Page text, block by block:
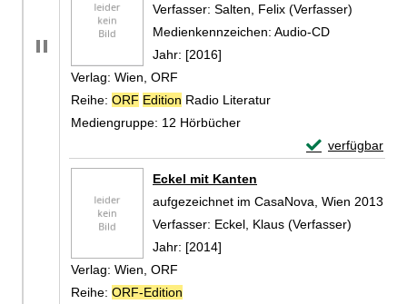
Verfasser: Salten, Felix (Verfasser)
Medienkennzeichen: Audio-CD
Jahr: [2016]
Verlag: Wien, ORF
Reihe: ORF Edition Radio Literatur
Mediengruppe: 12 Hörbücher
verfügbar
Exemplar-
Eckel mit Kanten
aufgezeichnet im CasaNova, Wien 2013
Verfasser: Eckel, Klaus (Verfasser)
Jahr: [2014]
Verlag: Wien, ORF
Reihe: ORF-Edition